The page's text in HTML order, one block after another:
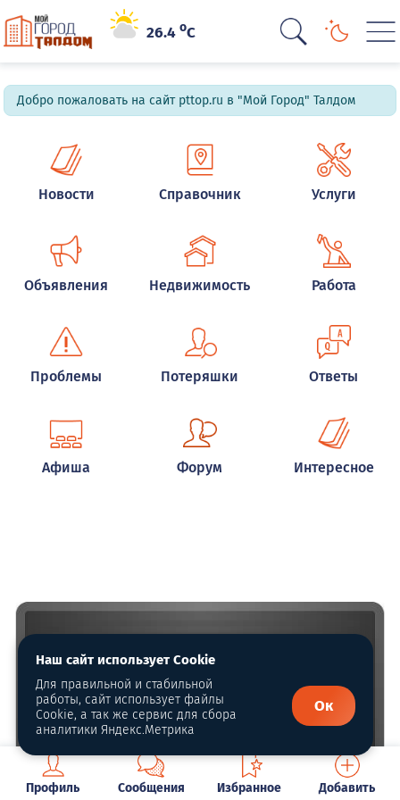
26.4oC
Добро пожаловать на сайт pttop.ru в "Мой Город" Талдом
Новости Справочник Услуги
Объявления Недвижимость Работа
Проблемы Потеряшки Ответы
Афиша Форум Интересное
Профиль Сообщения Избранное Добавить
Наш сайт использует Cookie
Для правильной и стабильной
работы, сайт использует файлы
Cookie, а так же сервис для сбора
аналитики Яндекс.Метрика
Ок